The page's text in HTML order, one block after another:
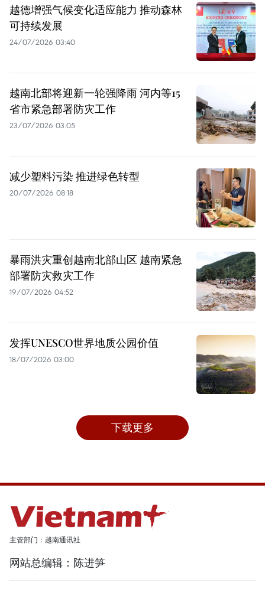
越德增强气候变化适应能力 推动森林
可持续发展
24/07/2026 03:40
越南北部将迎新一轮强降雨 河内等15
省市紧急部署防灾工作
23/07/2026 03:05
减少塑料污染 推进绿色转型
20/07/2026 08:18
暴雨洪灾重创越南北部山区 越南紧急
部署防灾救灾工作
19/07/2026 04:52
发挥UNESCO世界地质公园价值
18/07/2026 03:00
下载更多
主管部门：越南通讯社
网站总编辑：陈进笋